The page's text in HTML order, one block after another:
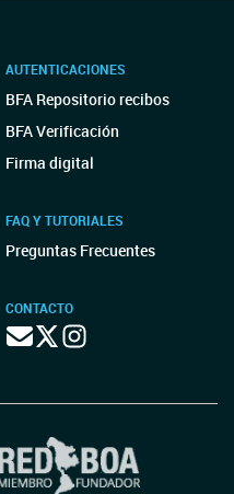
AUTENTICACIONES
BFA Repositorio recibos
BFA Verificación
Firma digital
FAQ Y TUTORIALES
Preguntas Frecuentes
CONTACTO